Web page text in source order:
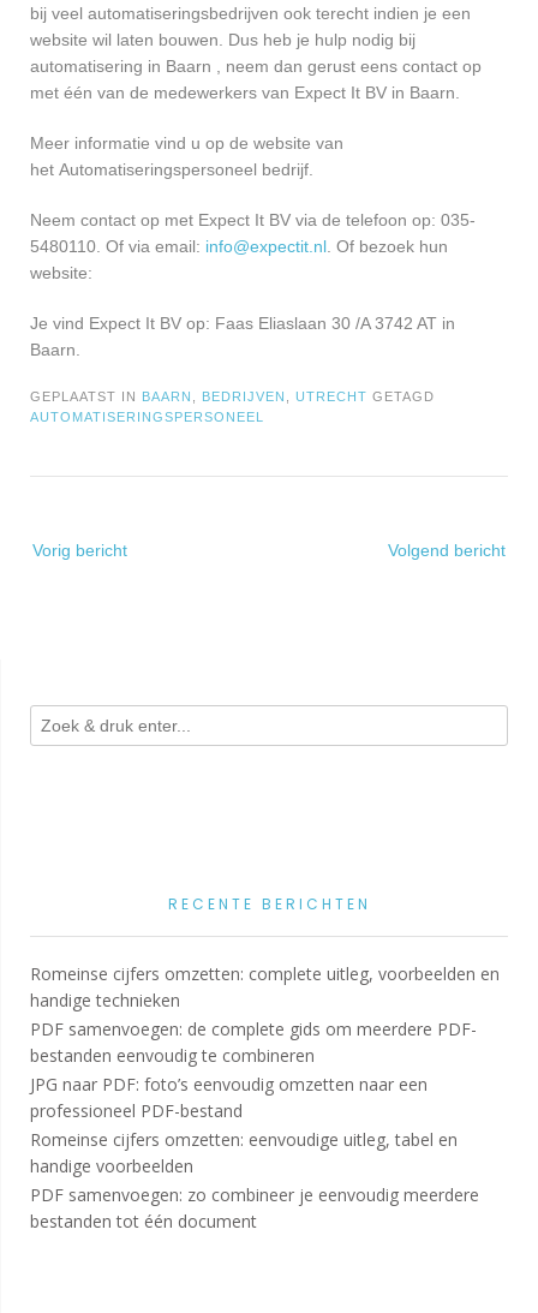
bij veel automatiseringsbedrijven ook terecht indien je een
website wil laten bouwen. Dus heb je hulp nodig bij
automatisering in Baarn , neem dan gerust eens contact op
met één van de medewerkers van Expect It BV in Baarn.
Meer informatie vind u op de website van
het Automatiseringspersoneel bedrijf.
Neem contact op met Expect It BV via de telefoon op: 035-
5480110. Of via email: info@expectit.nl . Of bezoek hun
website:
Je vind Expect It BV op: Faas Eliaslaan 30 /A 3742 AT in
Baarn.
GEPLAATST IN BAARN BEDRIJVEN UTRECHT GETAGD
AUTOMATISERINGSPERSONEEL
navigatie
Vorig bericht Volgend bericht
RECENTE BERICHTEN
Romeinse cijfers omzetten: complete uitleg, voorbeelden en
handige technieken
PDF samenvoegen: de complete gids om meerdere PDF-
bestanden eenvoudig te combineren
JPG naar PDF: foto’s eenvoudig omzetten naar een
professioneel PDF-bestand
Romeinse cijfers omzetten: eenvoudige uitleg, tabel en
handige voorbeelden
PDF samenvoegen: zo combineer je eenvoudig meerdere
bestanden tot één document